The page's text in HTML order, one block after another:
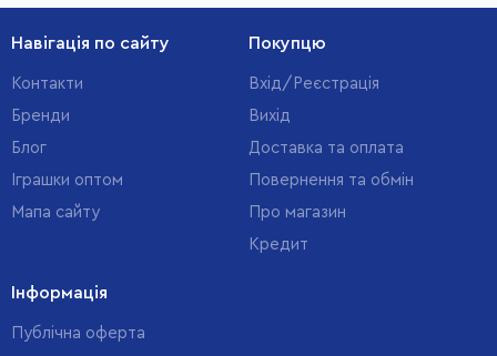
Навігація по сайту
Контакти
Бренди
Блог
Іграшки оптом
Мапа сайту
Покупцю
Вхід/Реєстрація
Вихід
Доставка та оплата
Повернення та обмін
Про магазин
Кредит
Інформація
Публічна оферта